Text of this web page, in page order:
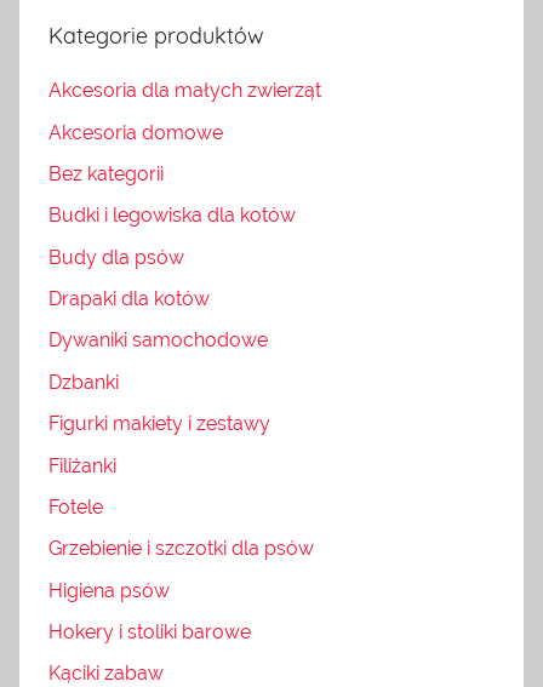
Kategorie produktów
Akcesoria dla małych zwierząt
Akcesoria domowe
Bez kategorii
Budki i legowiska dla kotów
Budy dla psów
Drapaki dla kotów
Dywaniki samochodowe
Dzbanki
Figurki makiety i zestawy
Filiżanki
Fotele
Grzebienie i szczotki dla psów
Higiena psów
Hokery i stoliki barowe
Kąciki zabaw